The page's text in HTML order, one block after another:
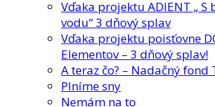
Vďaka projektu ADIENT „ S
vodu“ 3 dňový splav
Vďaka projektu poisťovne
Elementov – 3 dňový splav!
A teraz čo? – Nadačný fond
Plníme sny
Nemám na to